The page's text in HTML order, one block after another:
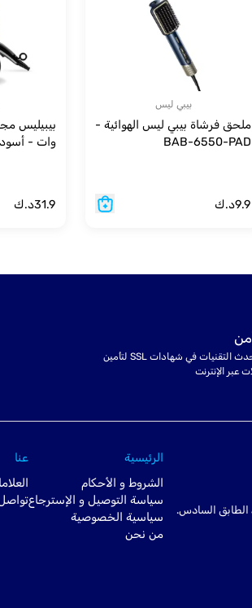
بيبي ليس
ملحق فرشاة بيبي ليس الهوائية -
BAB-6550-PAD
9.9د.ك
وات - أسود
31.9د.ك
اتبعت أحدث التقنيات في شهادات SSL لتأمين
عبر الإنترنت
الطابق السادس.
الرئيسية
الشروط و الأحكام
سياسة التوصيل و الإسترجاع
سياسية الخصوصية
من نحن
عنا